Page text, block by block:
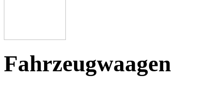
Fahrzeugwaagen